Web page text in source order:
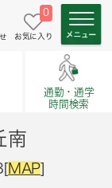
0
お気に入り
通勤・通学
時間検索
南
MAP]